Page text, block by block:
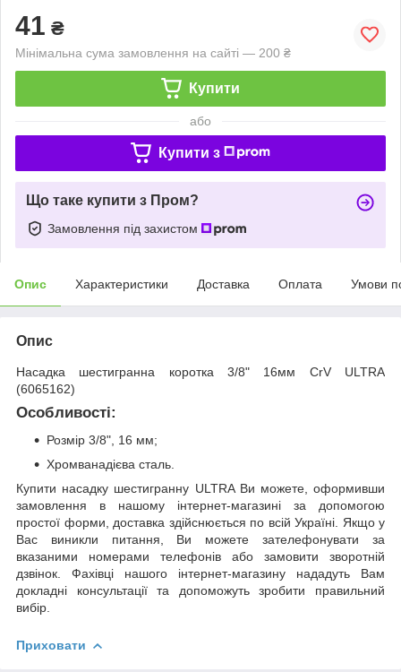
41 ₴
Мінімальна сума замовлення на сайті — 200 ₴
Купити
або
Купити з
Що таке купити з Пром?
Замовлення під захистом
Опис Характеристики Доставка Оплата Умови
Опис
Насадка шестигранна коротка 3/8" 16мм CrV ULTRA
(6065162)
Особливості:
Розмір 3/8", 16 мм;
Хромванадієва сталь.
Купити насадку шестигранну ULTRA Ви можете, оформивши
замовлення в нашому інтернет-магазині за допомогою
простої форми, доставка здійснюється по всій Україні. Якщо у
Вас виникли питання, Ви можете зателефонувати за
вказаними номерами телефонів або замовити зворотній
дзвінок. Фахівці нашого інтернет-магазину нададуть Вам
докладні консультації та допоможуть зробити правильний
вибір.
Приховати